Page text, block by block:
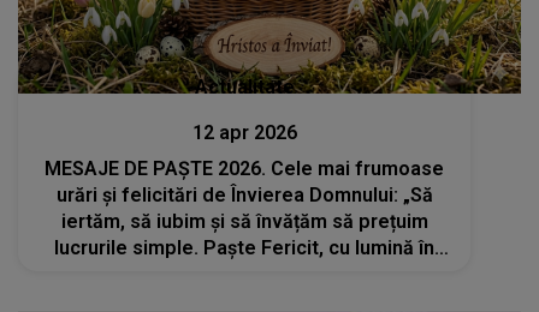
Actualitate
12 apr 2026
MESAJE DE PAȘTE 2026. Cele mai frumoase
urări și felicitări de Învierea Domnului: „Să
iertăm, să iubim și să învățăm să prețuim
lucrurile simple. Paște Fericit, cu lumină în